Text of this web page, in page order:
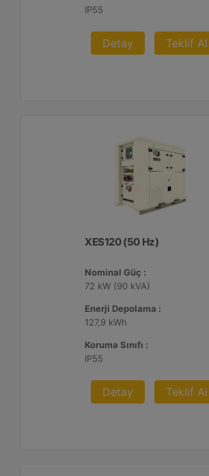
IP55
Detay Teklif Al
XES120 (50 Hz)
Nominal Güç :
72 kW (90 kVA)
Enerji Depolama :
127,9 kWh
Koruma Sınıfı :
IP55
Detay Teklif Al